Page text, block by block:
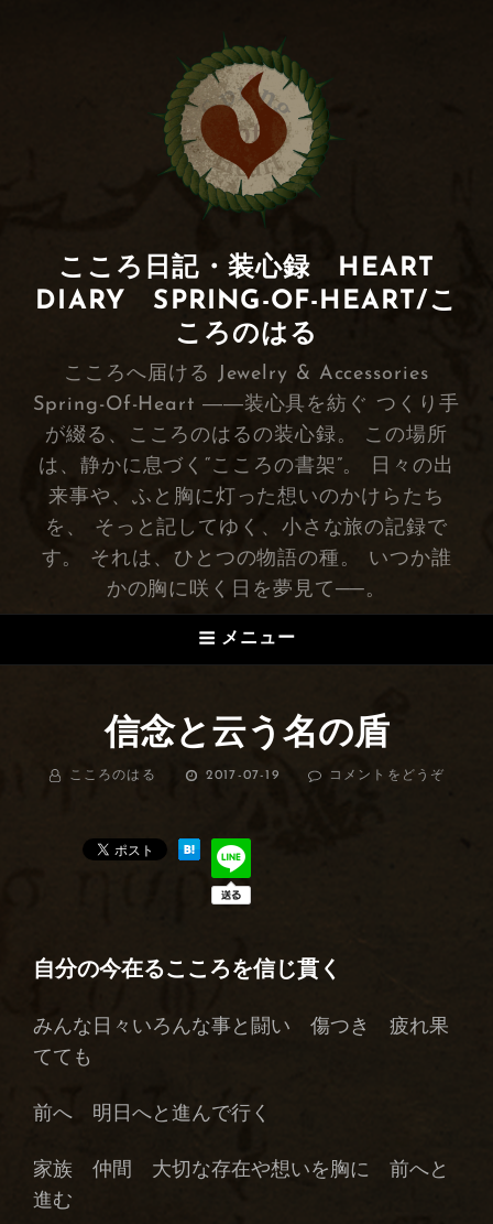
こころ日記・装心録 HEART
DIARY SPRING-OF-HEART/こ
ころのはる
こころへ届ける Jewelry & Accessories
Spring-Of-Heart ――装心具を紡ぐ つくり手
が綴る、こころのはるの装心録。 この場所
は、静かに息づく“こころの書架”。 日々の出
来事や、ふと胸に灯った想いのかけらたち
を、 そっと記してゆく、小さな旅の記録で
す。 それは、ひとつの物語の種。 いつか誰
かの胸に咲く日を夢見て──。
メニュー
信念と云う名の盾
BY こころのはる
投
2017-07-19 コメントをどうぞ
自分の今在るこころを信じ貫く
みんな日々いろんな事と闘い 傷つき 疲れ果
てても
前へ 明日へと進んで行く
家族 仲間 大切な存在や想いを胸に 前へと
進む